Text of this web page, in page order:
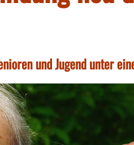
und Jugend unter